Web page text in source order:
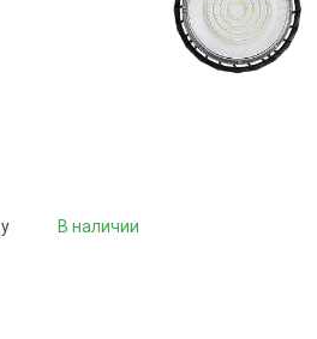
В наличии